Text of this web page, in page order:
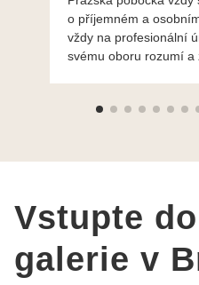
o příjemném a
vždy na profesionální
svému oboru rozumí a
výběru, jak už bylo
Vstupte
galerie v